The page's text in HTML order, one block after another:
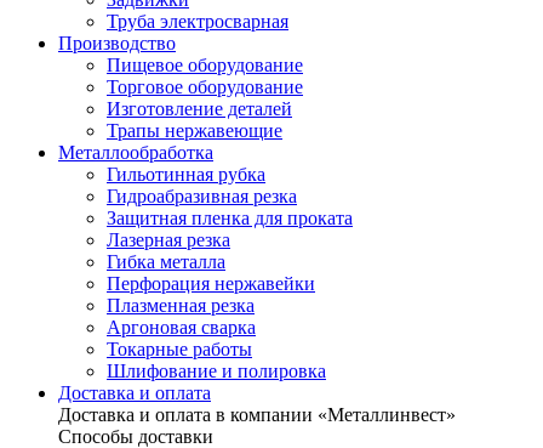
Труба электросварная
Производство
Пищевое оборудование
Торговое оборудование
Изготовление деталей
Трапы нержавеющие
Металлообработка
Гильотинная рубка
Гидроабразивная резка
Защитная пленка для проката
Лазерная резка
Гибка металла
Перфорация нержавейки
Плазменная резка
Аргоновая сварка
Токарные работы
Шлифование и полировка
Доставка и оплата
Доставка и оплата в компании «Металлинвест»
Способы доставки